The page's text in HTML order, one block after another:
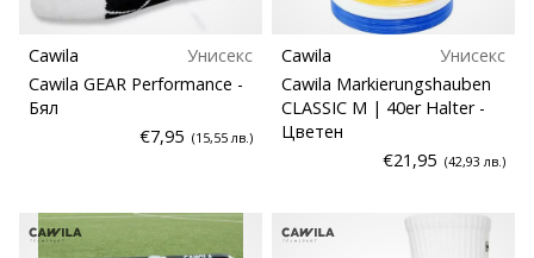
Cawila
Унисекс
Cawila GEAR Performance -
Бял
€7,95 (15,55 лв.)
Cawila
Унисекс
Cawila Markierungshauben
CLASSIC M | 40er Halter -
Цветен
€21,95 (42,93 лв.)